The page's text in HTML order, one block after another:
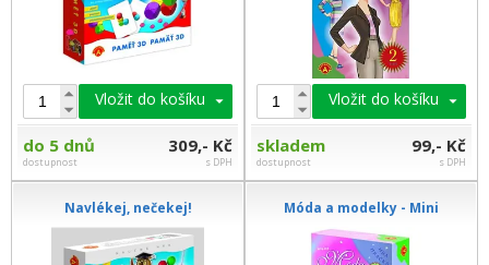
Vložit do košíku
do 5 dnů
dostupnost
309,- Kč
s DPH
Vložit do košíku
skladem
dostupnost
99,- Kč
s DPH
Navlékej, nečekej! Móda a modelky - Mini